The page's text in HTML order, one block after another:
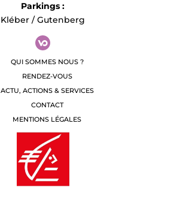
Parkings :
Kléber / Gutenberg
QUI SOMMES NOUS ?
RENDEZ-VOUS
ACTU, ACTIONS & SERVICES
CONTACT
MENTIONS LÉGALES